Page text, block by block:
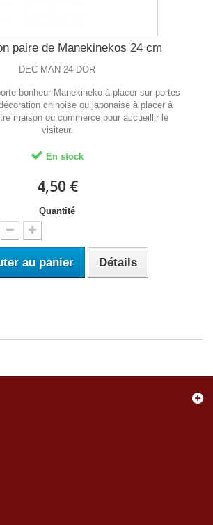
paire de Manekinekos 24 cm
DEC-MAN-24-DOR
bonheur Manekineko à placer sur portes
chinoise ou japonaise à placer à
maison ou commerce pour accueillir le
visiteur.
En stock
4,50 €
Quantité
au panier Détails